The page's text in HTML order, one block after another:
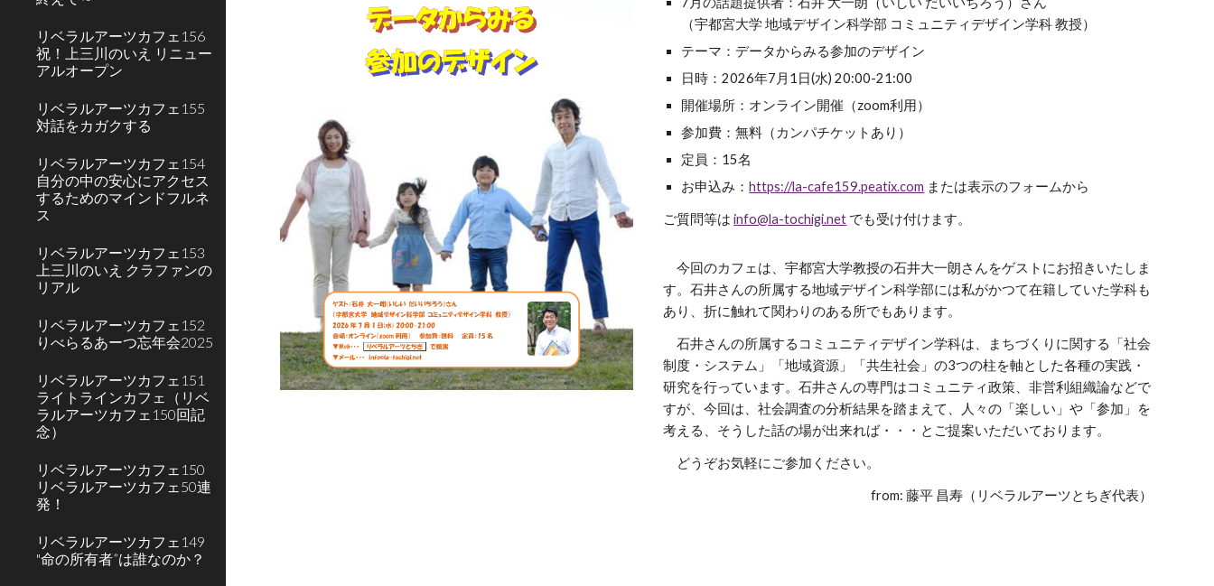
リベラルアーツカフェ156
祝！上三川のいえ リニュー
アルオープン
リベラルアーツカフェ155
対話をカガクする
リベラルアーツカフェ154
自分の中の安心にアクセス
するためのマインドフルネ
ス
リベラルアーツカフェ153
上三川のいえ クラファンの
リアル
リベラルアーツカフェ152
りべらるあーつ忘年会2025
リベラルアーツカフェ151
ライトラインカフェ（リベ
ラルアーツカフェ150回記
念）
リベラルアーツカフェ150
リベラルアーツカフェ50連
発！
リベラルアーツカフェ149
"命の所有者”は誰なのか？
（宇都宮大学 地域デザイン科学部 コミュニティデザイン学科 教授）
テーマ：データからみる参加のデザイン
日時：2026年7 月 1 日(水) 20:00-21:00
開催場所：オンライン開催（zoom利用）
参加費：無料（カンパチケットあり）
定員：15名
お申込み：https://la-cafe159.peatix.com または表示のフォームから
ご質問等はinfo@la-tochigi.net でも受け付けます。
今回のカフェは、宇都宮大学教授の石井大一朗さんをゲストにお招きいたしま
す。石井さんの所属する地域デザイン科学部には私がかつて在籍していた学科も
あり、折に触れて関わりのある所でもあります。
石井さんの所属するコミュニティデザイン学科は、まちづくりに関する「社会
制度・システム」「地域資源」「共生社会」の3つの柱を軸とした各種の実践・
研究を行っています。石井さんの専門はコミュニティ政策、非営利組織論などで
すが、今回は、社会調査の分析結果を踏まえて、人々の「楽しい」や「参加」を
考える、そうした話の場が出来れば・・・とご提案いただいております。
どうぞお気軽に ご参加ください。
from: 藤平 昌寿（リベラルアーツとちぎ代表）